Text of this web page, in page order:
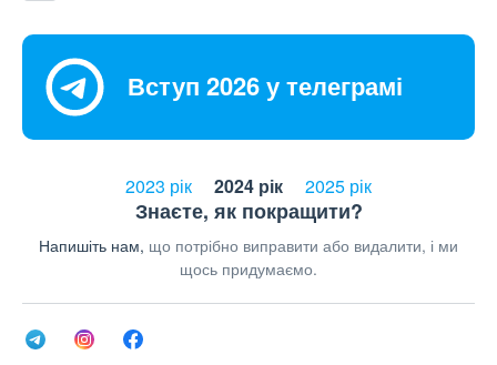
Вступ 2026 у телеграмі
2023 рік 2024 рік 2025 рік
Знаєте, як покращити?
Напишіть нам, що потрібно виправити або видалити, і ми
щось придумаємо.